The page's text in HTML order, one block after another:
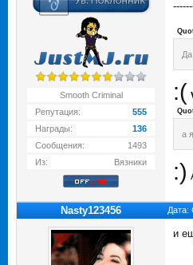
Smooth Criminal
Репутация:
555
Награды:
136
Сообщения:
1493
Из:
Вязники
:(
а
:)
Nasty123456 Дата:
и